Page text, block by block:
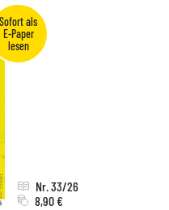
Nr. 33/26
8,90 €